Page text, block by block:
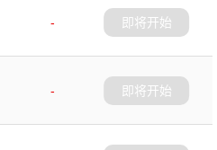
-
即将开始
-
即将开始